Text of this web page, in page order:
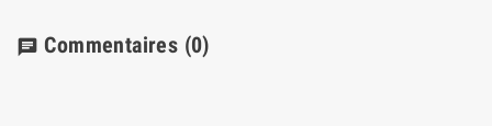
chat Commentaires (0)